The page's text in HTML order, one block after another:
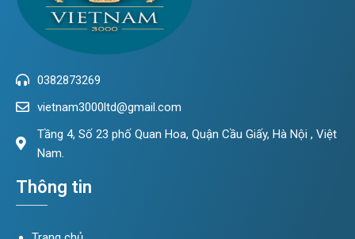
0382873269
vietnam3000ltd@gmail.com
Tầng 4, Số 23 phố Quan Hoa, Quận Cầu Giấy, Hà Nội , Việt
Nam.
Thông tin